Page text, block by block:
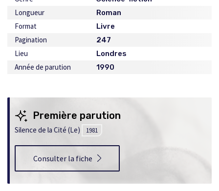
Longueur Roman
Format Livre
Pagination 247
Lieu Londres
Année de parution 1990
Première parution
Silence de la Cité (Le) 1981
Consulter la fiche